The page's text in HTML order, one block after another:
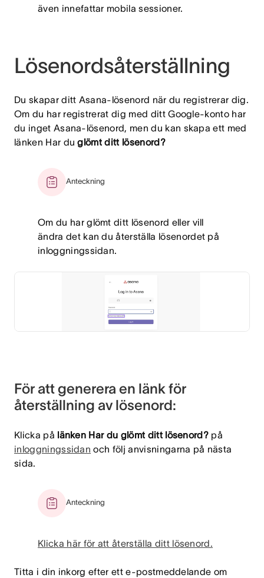
även innefattar mobila sessioner.
Lösenordsåterställning
Du skapar ditt Asana-lösenord när du registrerar dig.
Om du har registrerat dig med ditt Google-konto har
du inget Asana-lösenord, men du kan skapa ett med
länken Har duglömt ditt lösenord?
Anteckning
Om du har glömt ditt lösenord eller vill
ändra det kan du återställa lösenordet på
inloggningssidan.
För att generera en länk för
återställning av lösenord:
Klicka på länken Har du glömt ditt lösenord? på
inloggningssidan och följ anvisningarna på nästa
sida.
Anteckning
Klicka här för att återställa ditt lösenord.
Titta i din inkorg efter ett e-postmeddelande om